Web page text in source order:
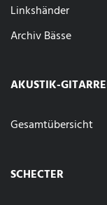
Linkshänder
Archiv Bässe
AKUSTIK-
Gesamtübersicht
SCHECTER